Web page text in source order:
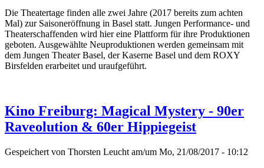
Die Theatertage finden alle zwei Jahre (2017 bereits zum achten
Mal) zur Saisoneröffnung in Basel statt. Jungen Performance- und
Theaterschaffenden wird hier eine Plattform für ihre Produktionen
geboten. Ausgewählte Neuproduktionen werden gemeinsam mit
dem Jungen Theater Basel, der Kaserne Basel und dem ROXY
Birsfelden erarbeitet und uraufgeführt.
Kino Freiburg: Magical Mystery - 90er
Raveolution & 60er Hippiegeist
Gespeichert von Thorsten Leucht am/um Mo, 21/08/2017 - 10:12